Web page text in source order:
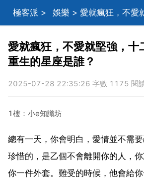
極客派 > 娛樂 > 愛就瘋狂，不愛
中破繭重生的星座是誰？
愛就瘋狂，不愛就堅強，十
重生的星座是誰？
2025-07-28 22:35:26 字數 1175 閱
1樓：小e知識坊
總有一天，你會明白，愛情並不需
珍惜的，是乙個不會離開你的人，
你一件外套。難受的時候，他會給